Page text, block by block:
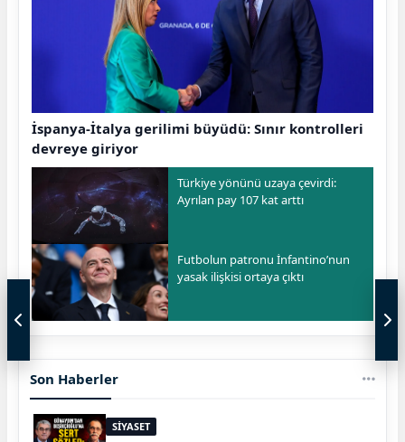
İspanya-İtalya gerilimi büyüdü: Sınır kontrolleri
devreye giriyor
Türkiye yönünü uzaya çevirdi:
Ayrılan pay 107 kat arttı
Futbolun patronu İnfantino’nun
yasak ilişkisi ortaya çıktı
Son Haberler
SİYASET